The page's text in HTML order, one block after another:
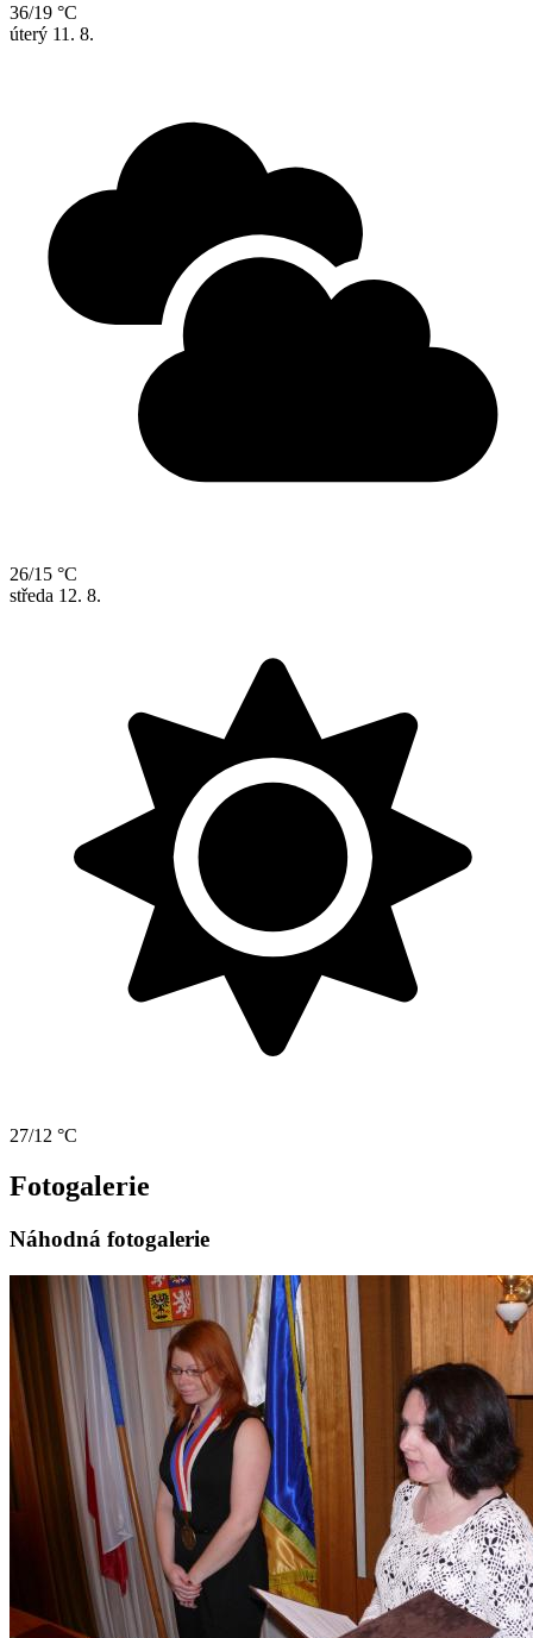
36/19 °C
úterý 11. 8.
26/15 °C
středa 12. 8.
27/12 °C
Fotogalerie
Náhodná fotogalerie